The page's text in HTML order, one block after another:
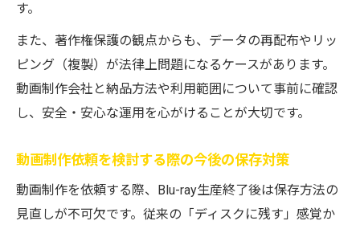
動画制作依頼時に再考すべき保存方法の選
定
ブルーレイ生産終了今後に有効な保存対策
動画制作依頼とダウンロード保存の最適化
法
保存方法の見直しが動画制作依頼で重要な
す。
また、著作権保護の観点からも、データの再配布やリッ
ピング（複製）が法律上問題になるケースがあります。
動画制作会社と納品方法や利用範囲について事前に確認
し、安全・安心な運用を心がけることが大切です。
動画制作依頼を検討する際の今後の保存対策
動画制作を依頼する際、Blu-ray生産終了後は保存方法の
見直しが不可欠です。従来の「ディスクに残す」感覚か